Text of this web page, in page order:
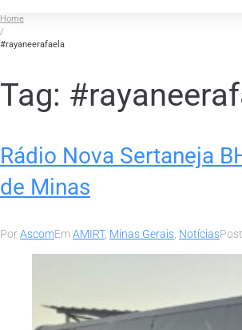
Home
/
#rayaneerafaela
Tag:
Rádio Nova Sertaneja
de Minas
PorAscomEmAMIRT, Minas Gerais Notícias